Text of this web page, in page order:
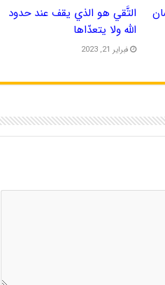
التَّقي هو الذي يقف عند حدود
الله ولا يتعدّاها
فبراير 21, 2023